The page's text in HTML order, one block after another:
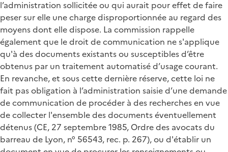
l’administration sollicitée ou qui aurait pour effet de faire
peser sur elle une charge disproportionnée au regard des
moyens dont elle dispose. La commission rappelle
également que le droit de communication ne s'applique
qu'à des documents existants ou susceptibles d’être
obtenus par un traitement automatisé d’usage courant.
En revanche, et sous cette dernière réserve, cette loi ne
fait pas obligation à l’administration saisie d’une demande
de communication de procéder à des recherches en vue
de collecter l'ensemble des documents éventuellement
détenus (CE, 27 septembre 1985, Ordre des avocats du
barreau de Lyon, n° 56543, rec. p. 267), ou d'établir un